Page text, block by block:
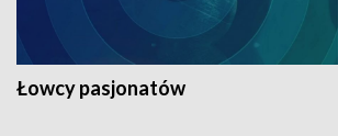
Łowcy pasjonatów